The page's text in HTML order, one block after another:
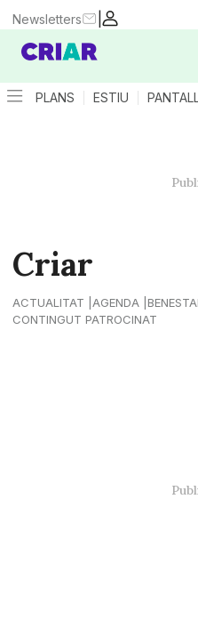
|
Newsletters
PLANS ESTIU
Criar
ACTUALITAT AGENDA
CONTINGUT PATROCINAT